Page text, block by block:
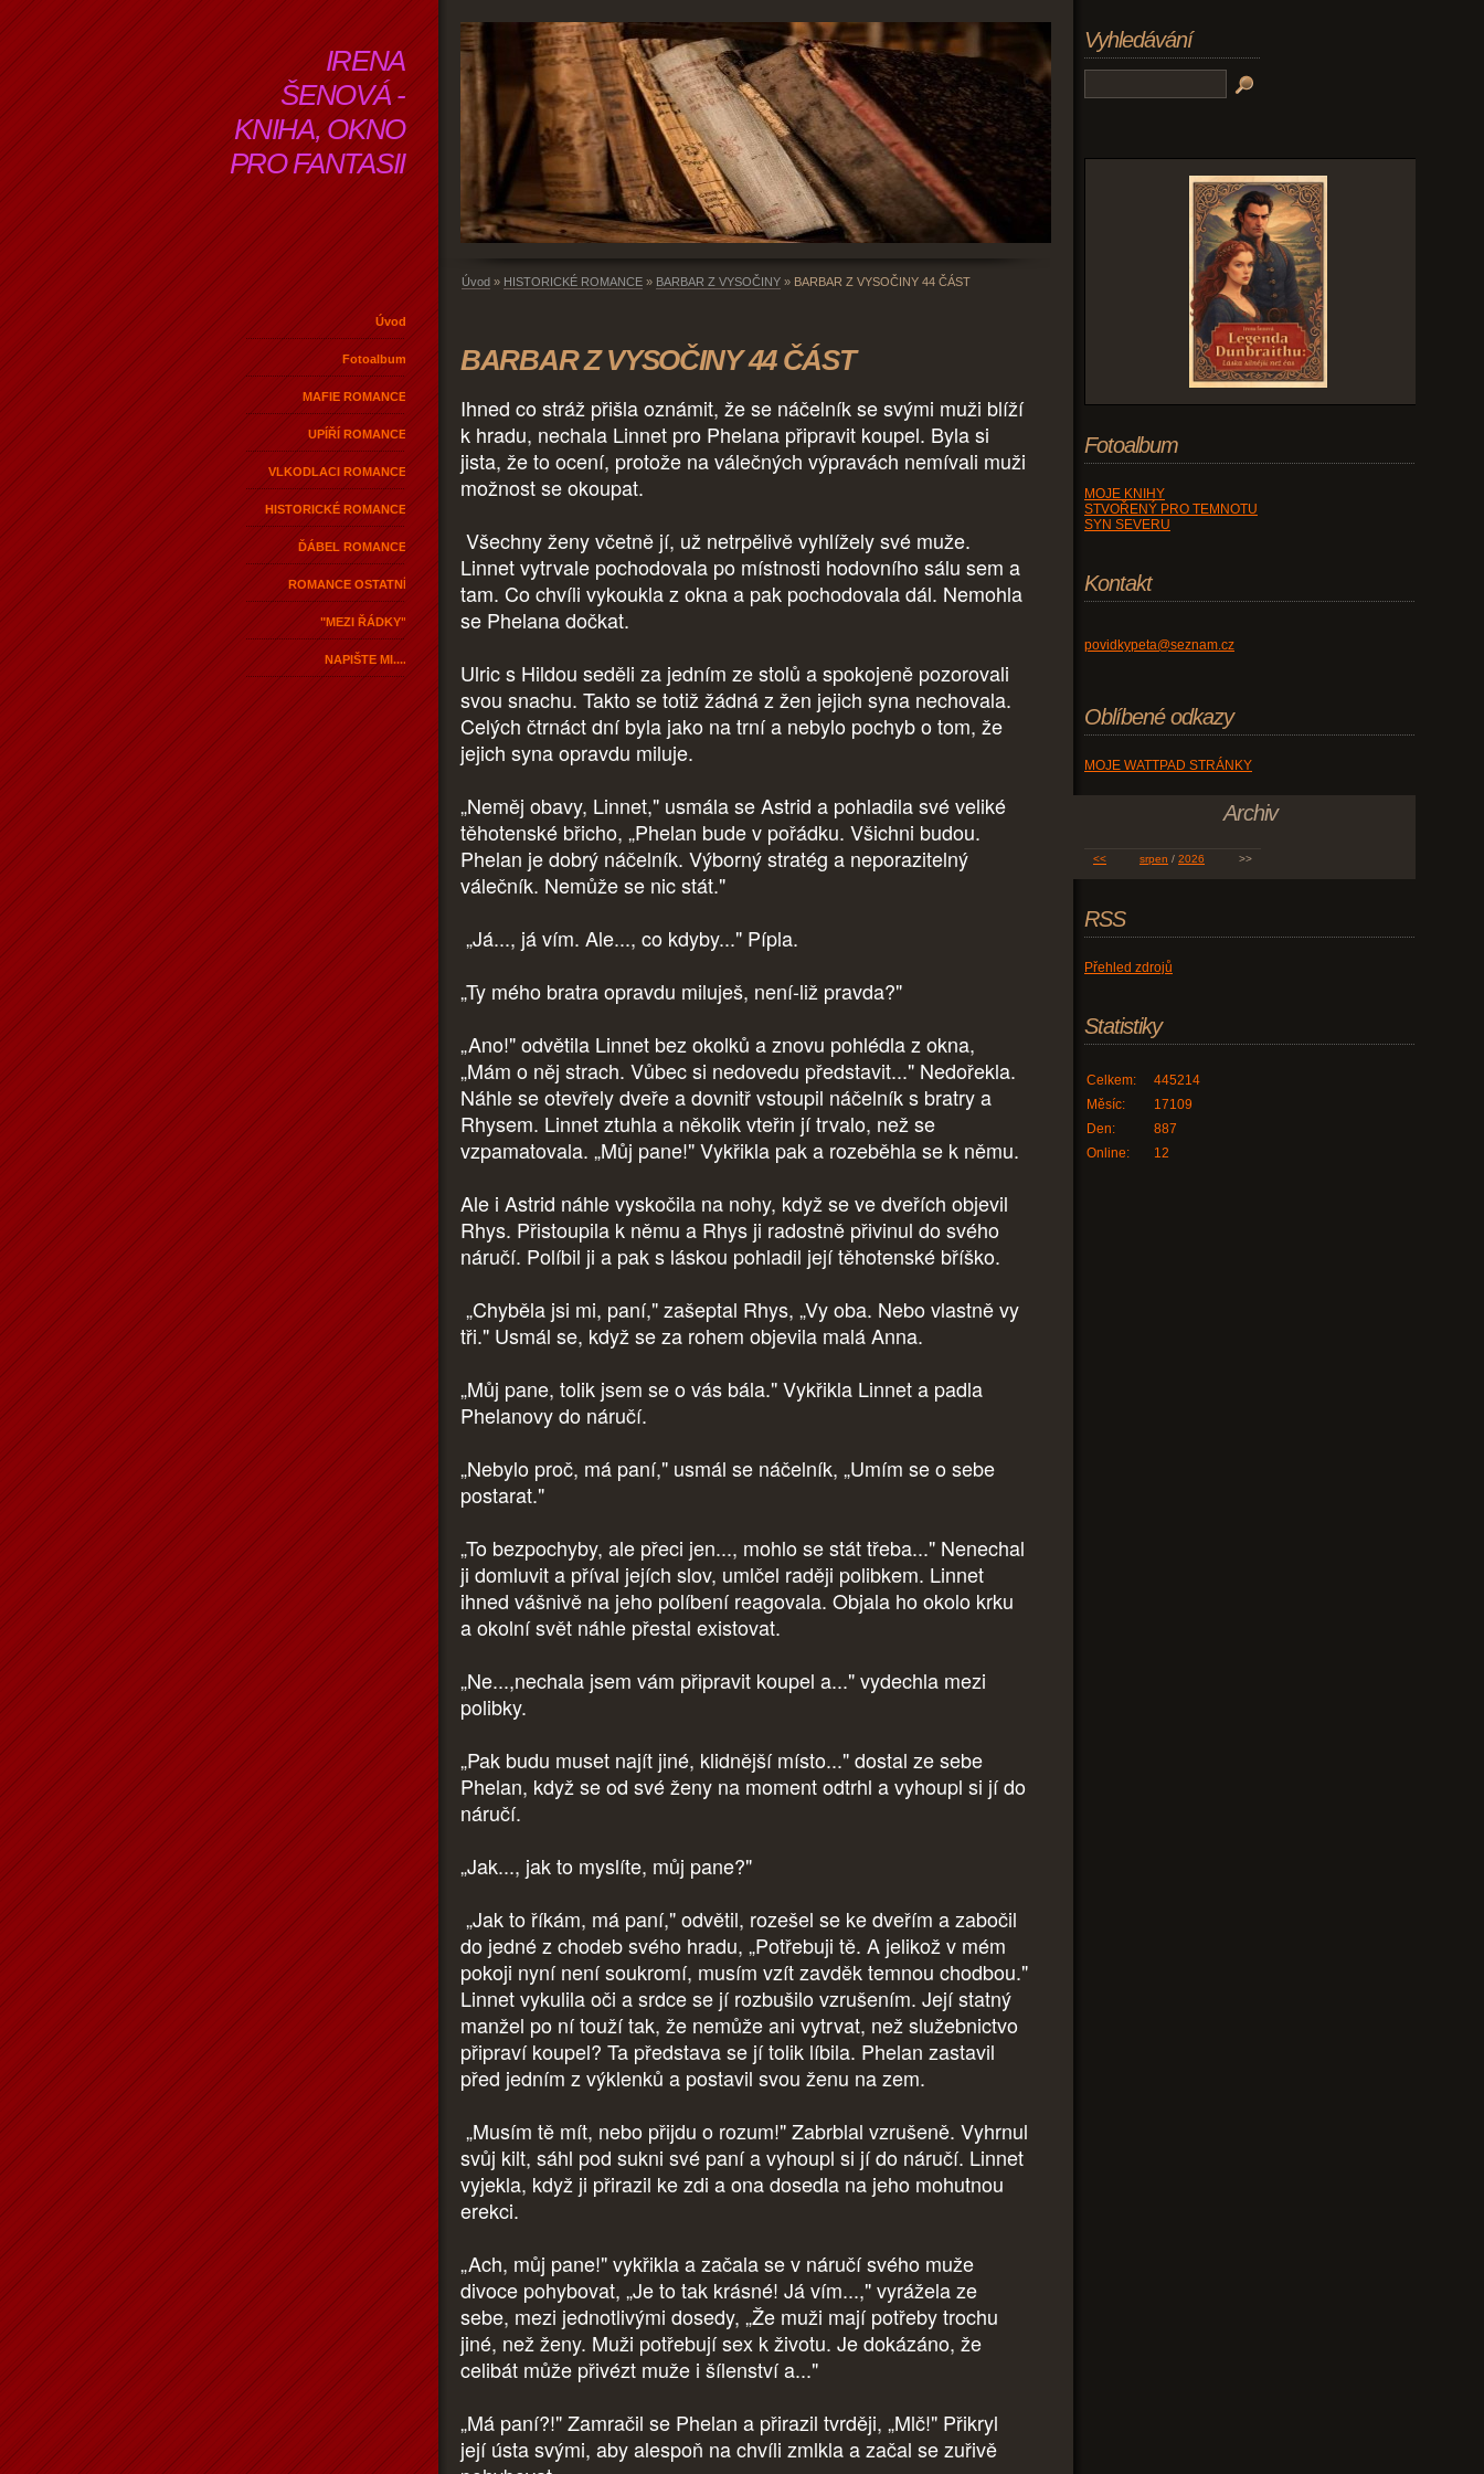
IRENA
ŠENOVÁ -
KNIHA, OKNO
PRO FANTASII
Úvod
Fotoalbum
MAFIE ROMANCE
UPÍŘÍ ROMANCE
VLKODLACI ROMANCE
HISTORICKÉ ROMANCE
ĎÁBEL ROMANCE
ROMANCE OSTATNÍ
"MEZI ŘÁDKY"
NAPIŠTE MI....
Úvod » HISTORICKÉ ROMANCE » BARBAR Z VYSOČINY » BARBAR Z VYSOČINY 44 ČÁST
BARBAR Z VYSOČINY 44 ČÁST
Ihned co stráž přišla oznámit, že se náčelník se svými muži blíží
k hradu, nechala Linnet pro Phelana připravit koupel. Byla si
jista, že to ocení, protože na válečných výpravách nemívali muži
možnost se okoupat.
Všechny ženy včetně jí, už netrpělivě vyhlížely své muže.
Linnet vytrvale pochodovala po místnosti hodovního sálu sem a
tam. Co chvíli vykoukla z okna a pak pochodovala dál. Nemohla
se Phelana dočkat.
Ulric s Hildou seděli za jedním ze stolů a spokojeně pozorovali
svou snachu. Takto se totiž žádná z žen jejich syna nechovala.
Celých čtrnáct dní byla jako na trní a nebylo pochyb o tom, že
jejich syna opravdu miluje.
„Neměj obavy, Linnet," usmála se Astrid a pohladila své veliké
těhotenské břicho, „Phelan bude v pořádku. Všichni budou.
Phelan je dobrý náčelník. Výborný stratég a neporazitelný
válečník. Nemůže se nic stát."
„Já..., já vím. Ale..., co kdyby..." Pípla.
„Ty mého bratra opravdu miluješ, není-liž pravda?"
„Ano!" odvětila Linnet bez okolků a znovu pohlédla z okna,
„Mám o něj strach. Vůbec si nedovedu představit..." Nedořekla.
Náhle se otevřely dveře a dovnitř vstoupil náčelník s bratry a
Rhysem. Linnet ztuhla a několik vteřin jí trvalo, než se
vzpamatovala. „Můj pane!" Vykřikla pak a rozeběhla se k němu.
Ale i Astrid náhle vyskočila na nohy, když se ve dveřích objevil
Rhys. Přistoupila k němu a Rhys ji radostně přivinul do svého
náručí. Políbil ji a pak s láskou pohladil její těhotenské bříško.
„Chyběla jsi mi, paní," zašeptal Rhys, „Vy oba. Nebo vlastně vy
tři." Usmál se, když se za rohem objevila malá Anna.
„Můj pane, tolik jsem se o vás bála." Vykřikla Linnet a padla
Phelanovy do náručí.
„Nebylo proč, má paní," usmál se náčelník, „Umím se o sebe
postarat."
„To bezpochyby, ale přeci jen..., mohlo se stát třeba..." Nenechal
ji domluvit a příval jejích slov, umlčel raději polibkem. Linnet
ihned vášnivě na jeho políbení reagovala. Objala ho okolo krku
a okolní svět náhle přestal existovat.
„Ne...,nechala jsem vám připravit koupel a..." vydechla mezi
polibky.
„Pak budu muset najít jiné, klidnější místo..." dostal ze sebe
Phelan, když se od své ženy na moment odtrhl a vyhoupl si jí do
náručí.
„Jak..., jak to myslíte, můj pane?"
„Jak to říkám, má paní," odvětil, rozešel se ke dveřím a zabočil
do jedné z chodeb svého hradu, „Potřebuji tě. A jelikož v mém
pokoji nyní není soukromí, musím vzít zavděk temnou chodbou."
Linnet vykulila oči a srdce se jí rozbušilo vzrušením. Její statný
manžel po ní touží tak, že nemůže ani vytrvat, než služebnictvo
připraví koupel? Ta představa se jí tolik líbila. Phelan zastavil
před jedním z výklenků a postavil svou ženu na zem.
„Musím tě mít, nebo přijdu o rozum!" Zabrblal vzrušeně. Vyhrnul
svůj kilt, sáhl pod sukni své paní a vyhoupl si jí do náručí. Linnet
vyjekla, když ji přirazil ke zdi a ona dosedla na jeho mohutnou
erekci.
„Ach, můj pane!" vykřikla a začala se v náručí svého muže
divoce pohybovat, „Je to tak krásné! Já vím...," vyrážela ze
sebe, mezi jednotlivými dosedy, „Že muži mají potřeby trochu
jiné, než ženy. Muži potřebují sex k životu. Je dokázáno, že
celibát může přivézt muže i šílenství a..."
„Má paní?!" Zamračil se Phelan a přirazil tvrději, „Mlč!" Přikryl
její ústa svými, aby alespoň na chvíli zmlkla a začal se zuřivě
Vyhledávání
Fotoalbum
MOJE KNIHY
STVOŘENÝ PRO TEMNOTU
SYN SEVERU
Kontakt
povidkypeta@seznam.cz
Oblíbené odkazy
MOJE WATTPAD STRÁNKY
Archiv
<< srpen / 2026 >>
RSS
Přehled zdrojů
Statistiky
Online: 12
Celkem:
445214
Měsíc:
17109
Den:
887